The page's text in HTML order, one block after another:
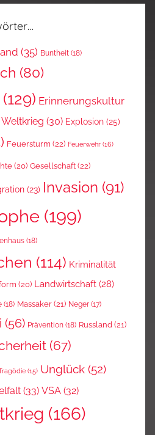
(35) Buntheit (18)
(80)
(129) Erinnerungskultur
Weltkrieg (30) Explosion (25)
Feuersturm (22) Feuerwehr (16)
(20) Gesellschaft(22)
(23) Invasion (91)
(199)
(18)
(114) Kriminalität
(20) Landwirtschaft (28)
(18) Massaker (21) Neger (17)
(56) Prävention (18) Russland (21)
(67)
(15) Unglück (52)
(33) VSA (32)
(166)